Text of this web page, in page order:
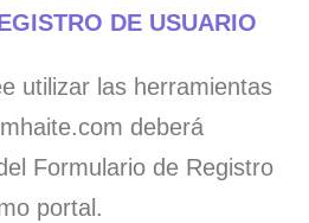
DE USUARIO
utilizar las herramientas
deberá
Formulario de Registro
portal.